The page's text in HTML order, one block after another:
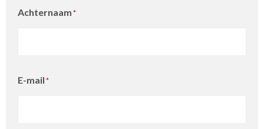
Achternaam*
E-mail*